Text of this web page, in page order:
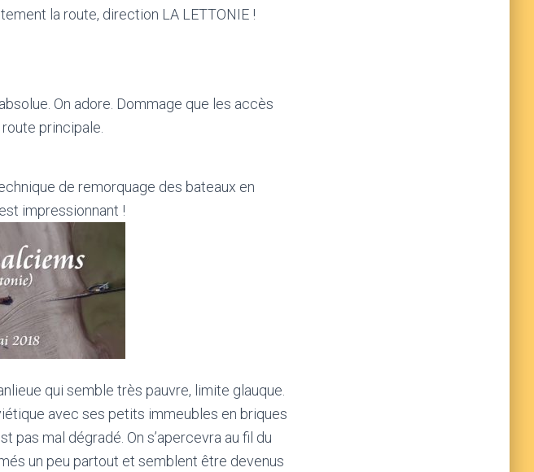
la route, direction LA LETTONIE !
On adore. Dommage que les accès
principale.
de remorquage des bateaux en
impressionnant !
qui semble très pauvre, limite glauque.
avec ses petits immeubles en briques
pas mal dégradé. On s’apercevra au fil du
un peu partout et semblent être devenus